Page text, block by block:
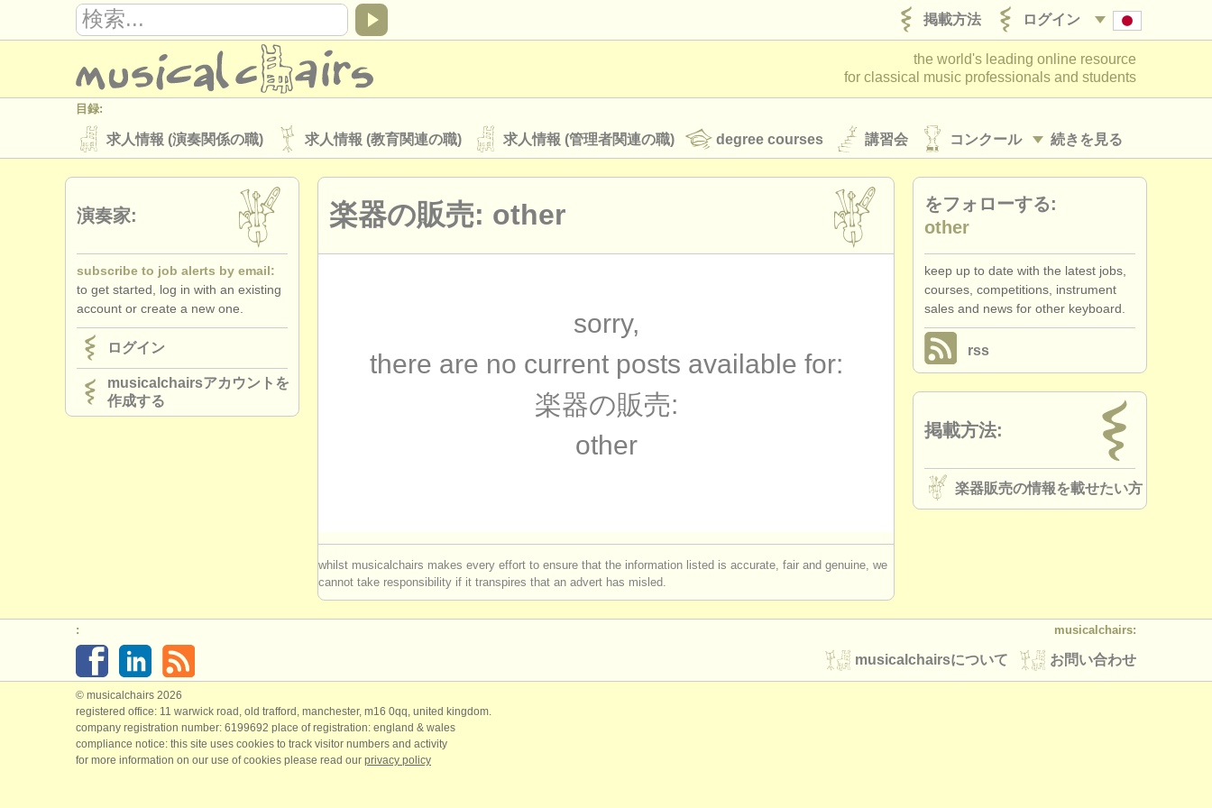
ログイン
掲載方法
the world's leading online resource
for classical music professionals and students
目録:
続きを見る
求人情報 (演奏関係の職) 求人情報 (教育関連の職) 求人情報 (管理者関連の職) degree courses 講習会 コンクール
楽器の販売 盗まれた楽器
ディレクトリー:
音楽学校
musicalchairs:
musicalchairsについて
出版社:
掲載方法 find out about our ATSfaq ログイン
楽器の販売: other
sorry,
there are no current posts available for:
楽器の販売:
other
whilst musicalchairs makes every effort to ensure that the information listed is accurate, fair and genuine, we
cannot take responsibility if it transpires that an advert has misled.
演奏家:
subscribe to job alerts by email:
to get started, log in with an existing
account or create a new one.
ログイン
musicalchairsアカウントを
作成する
をフォローする:
other
keep up to date with the latest jobs,
courses, competitions, instrument
sales and news for other keyboard.
rss
掲載方法:
楽器販売の情報を載せたい方
musicalchairs:
お問い合わせ
musicalchairsについて
:
© musicalchairs 2026
registered office: 11 warwick road, old trafford, manchester, m16 0qq, united kingdom.
company registration number: ​6199692 place of registration: england & wales
compliance notice: ​this site uses cookies to track visitor numbers and activity
for more information on our use of cookies please read our privacy policy